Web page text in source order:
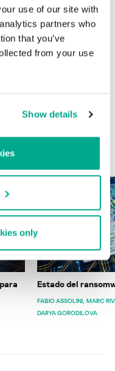
use of our site with
partners who
that you’ve
from your use
Show details
only
electrónico
Estado del
FABIO ASSOLINI MARC
DARYA GORODILOVA